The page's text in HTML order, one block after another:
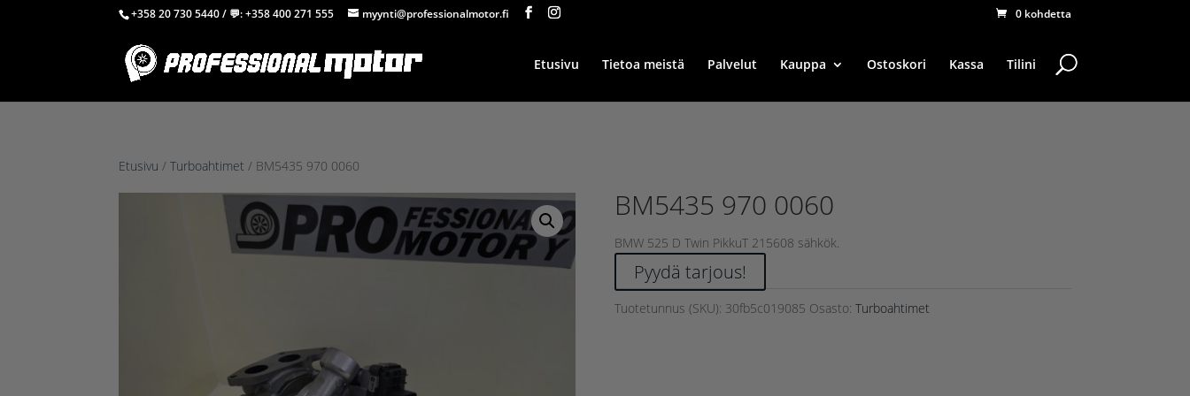
+358 20 730 5440/ 💬:+358 400 271 555 myynti@professionalmotor.fi 0 kohdetta
Etusivu Tietoa meistä Palvelut Kauppa Ostoskori Kassa Tilini
Etusivu /Turboahtimet / BM5435 970 0060
BM5435 970 0060
BMW 525 D Twin PikkuT 215608 sähkök.
Pyydä tarjous!
Tuotetunnus (SKU): 30fb5c019085 Osasto: Turboahtimet